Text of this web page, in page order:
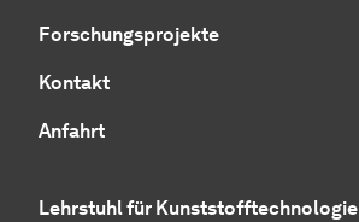
Forschungsprojekte
Kontakt
Anfahrt
Lehrstuhl für Kunststofftechnologie